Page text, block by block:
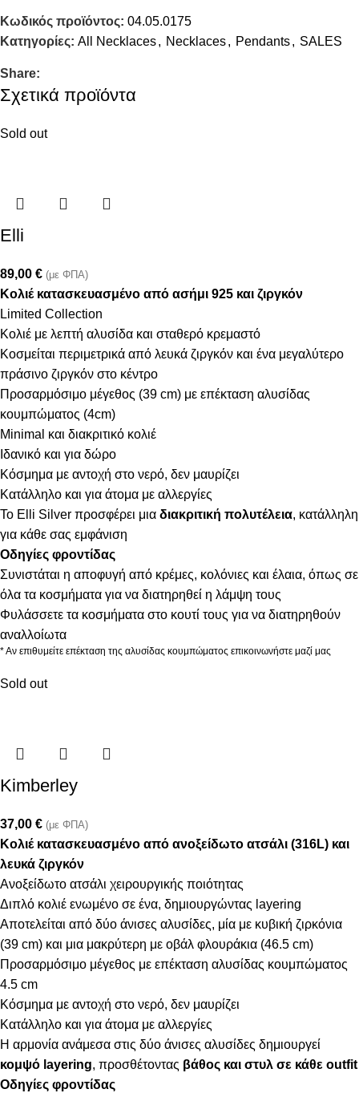
Κωδικός προϊόντος: 04.05.0175
Κατηγορίες: All Necklaces, Necklaces, Pendants, SALES
Share:
Σχετικά προϊόντα
Sold out
Elli
89,00 € (με ΦΠΑ)
Κολιέ κατασκευασμένο από ασήμι 925 και ζιργκόν
Limited Collection
Κολιέ με λεπτή αλυσίδα και σταθερό κρεμαστό
Κοσμείται περιμετρικά από λευκά ζιργκόν και ένα μεγαλύτερο
πράσινο ζιργκόν στο κέντρο
Προσαρμόσιμο μέγεθος (39 cm) με επέκταση αλυσίδας
κουμπώματος (4cm)
Minimal και διακριτικό κολιέ
Ιδανικό και για δώρο
Κόσμημα με αντοχή στο νερό, δεν μαυρίζει
Κατάλληλο και για άτομα με αλλεργίες
Το Elli Silver προσφέρει μια διακριτική πολυτέλεια, κατάλληλη
για κάθε σας εμφάνιση
Οδηγίες φροντίδας
Συνιστάται η αποφυγή από κρέμες, κολόνιες και έλαια, όπως σε
όλα τα κοσμήματα για να διατηρηθεί η λάμψη τους
Φυλάσσετε τα κοσμήματα στο κουτί τους για να διατηρηθούν
αναλλοίωτα
* Αν επιθυμείτε επέκταση της αλυσίδας κουμπώματος επικοινωνήστε μαζί μας
Sold out
Kimberley
37,00 € (με ΦΠΑ)
Κολιέ κατασκευασμένο από ανοξείδωτο ατσάλι (316L) και
λευκά ζιργκόν
Ανοξείδωτο ατσάλι χειρουργικής ποιότητας
Διπλό κολιέ ενωμένο σε ένα, δημιουργώντας layering
Αποτελείται από δύο άνισες αλυσίδες, μία με κυβική ζιρκόνια
(39 cm) και μια μακρύτερη με οβάλ φλουράκια (46.5 cm)
Προσαρμόσιμο μέγεθος με επέκταση αλυσίδας κουμπώματος
4.5 cm
Κόσμημα με αντοχή στο νερό, δεν μαυρίζει
Κατάλληλο και για άτομα με αλλεργίες
Η αρμονία ανάμεσα στις δύο άνισες αλυσίδες δημιουργεί
κομψό layering, προσθέτοντας βάθος και στυλ σε κάθε outfit
Οδηγίες φροντίδας